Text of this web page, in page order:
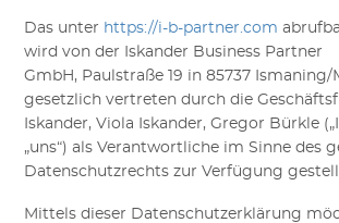
Das unter https://i-b-partner.com
wird von der Iskander Business Partner
GmbH , Paulstraße 19 in85737 Ismaning/
gesetzlich vertreten durchdie
Iskander, Viola Iskander, Gregor Bürkle („
„uns“) als Verantwortliche im Sinne des
Datenschutzrechts zur Verfügung
Mittels dieser Datenschutzerklärung